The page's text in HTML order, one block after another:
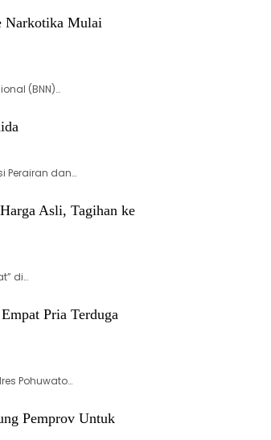
Narkotika Mulai
(BNN)…
Perairan dan…
Asli, Tagihan ke
di…
Pria Terduga
Pohuwato…
Pemprov Untuk